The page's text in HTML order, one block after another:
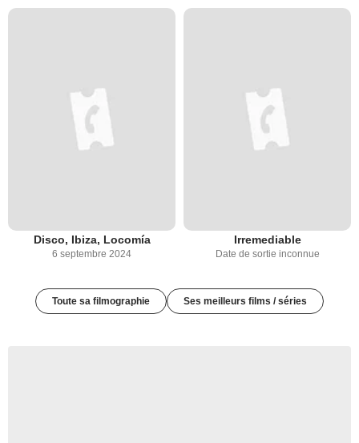
Disco, Ibiza, Locomía
6 septembre 2024
Irremediable
Date de sortie inconnue
Toute sa filmographie Ses meilleurs films / séries